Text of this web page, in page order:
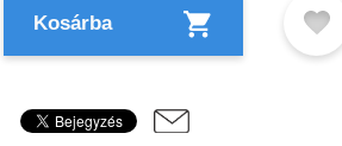
Kosárba